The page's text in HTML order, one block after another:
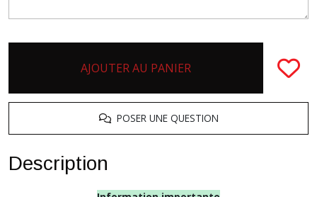
AJOUTER AU PANIER
POSER UNE QUESTION
Description